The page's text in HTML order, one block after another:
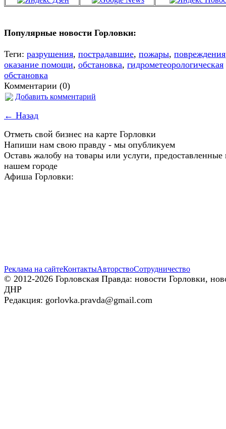
Популярные новости Горловки:
Теги: разрушения, пострадавшие, пожары, повреждения
оказание помощи, обстановка, гидрометеорологическая
обстановка
Комментарии (0)
Добавить комментарий
← Назад
Отметь свой бизнес на карте Горловки
Напиши нам свою правду - мы опубликуем
Оставь жалобу на товары или услуги, предоставленные
нашем городе
Афиша Горловки:
Реклама на сайтеКонтактыАвторствоСотрудничество
© 2012-2026 Горловская Правда: новости Горловки,
ДНР
Редакция: gorlovka.pravda@gmail.com